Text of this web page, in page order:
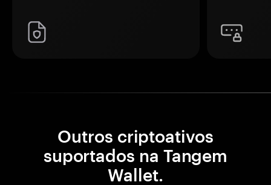
Outros criptoativos
suportados na Tangem
Wallet.